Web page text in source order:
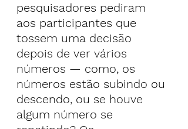
pesquisadores pediram
aos participantes que
tossem uma decisão
depois de ver vários
números — como, os
números estão subindo ou
descendo, ou se houve
algum número se